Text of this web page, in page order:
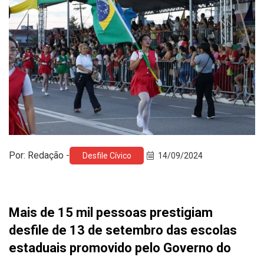
Por: Redação - Desfile Cívico 14/09/2024
Mais de 15 mil pessoas prestigiam
desfile de 13 de setembro das escolas
estaduais promovido pelo Governo do